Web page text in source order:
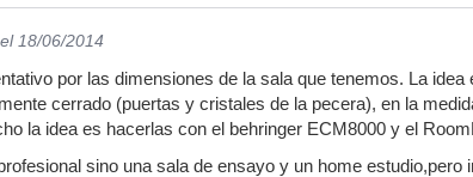
el 18/06/2014
por las dimensiones de la sala que tenemos. La
cerrado (puertas y cristales de la pecera), en la
la idea es hacerlas con el behringer ECM8000 y el
sino una sala de ensayo y un home